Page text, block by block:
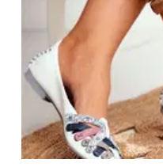
Išorinė medžiaga
Bato priekis
Dydis
Pašiltinimas
Originali gamintojo